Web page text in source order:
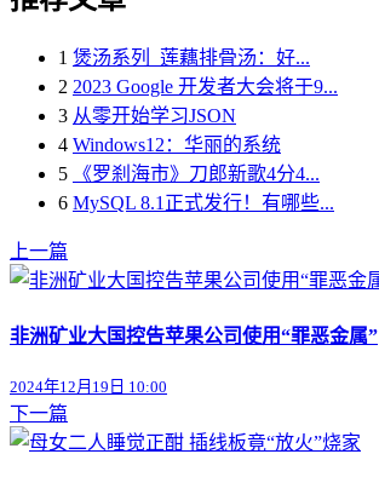
1 煲汤系列_莲藕排骨汤：好...
2 2023 Google 开发者大会将于9...
3 从零开始学习JSON
4 Windows12：华丽的系统
5
《罗刹海市》刀郎新歌4分4...
6 MySQL 8.1正式发行！有哪些...
上一篇
非洲矿业大国控告苹果公司使用“罪恶金属”
2024年12月19日 10:00
下一篇